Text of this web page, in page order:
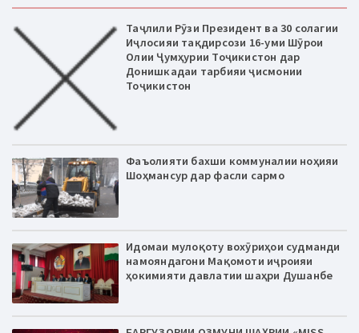
Таҷлили Рӯзи Президент ва 30 солагии
Иҷлосияи тақдирсози 16-уми Шӯрои
Олии Ҷумҳурии Тоҷикистон дар
Донишкадаи тарбияи ҷисмонии
Тоҷикистон
Фаъолияти бахши коммуналии ноҳияи
Шоҳмансур дар фасли сармо
Идомаи мулоқоту вохӯриҳои судманди
намояндагони Мақомоти иҷроияи
ҳокимияти давлатии шаҳри Душанбе